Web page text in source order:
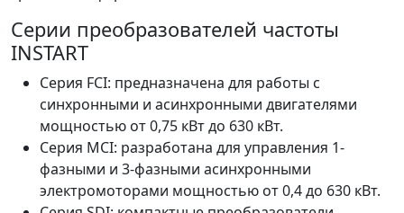
Серии преобразователей частоты
INSTART
Серия FCI: предназначена для работы с
синхронными и асинхронными двигателями
мощностью от 0,75 кВт до 630 кВт.
Серия MCI: разработана для управления 1-
фазными и 3-фазными асинхронными
электромоторами мощностью от 0,4 до 630 кВт.